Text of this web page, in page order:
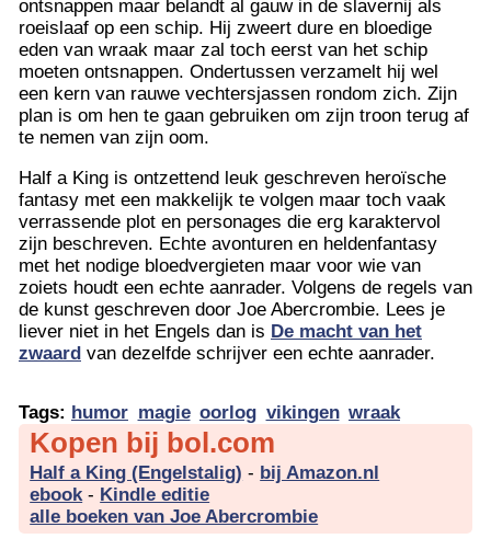
ontsnappen maar belandt al gauw in de slavernij als
roeislaaf op een schip. Hij zweert dure en bloedige
eden van wraak maar zal toch eerst van het schip
moeten ontsnappen. Ondertussen verzamelt hij wel
een kern van rauwe vechtersjassen rondom zich. Zijn
plan is om hen te gaan gebruiken om zijn troon terug af
te nemen van zijn oom.
Half a King is ontzettend leuk geschreven heroïsche
fantasy met een makkelijk te volgen maar toch vaak
verrassende plot en personages die erg karaktervol
zijn beschreven. Echte avonturen en heldenfantasy
met het nodige bloedvergieten maar voor wie van
zoiets houdt een echte aanrader. Volgens de regels van
de kunst geschreven door Joe Abercrombie. Lees je
liever niet in het Engels dan is De macht van het
zwaard van dezelfde schrijver een echte aanrader.
Tags: humor magie oorlog vikingen wraak
Kopen bij bol.com
Half a King (Engelstalig) - bij Amazon.nl
ebook- Kindle editie
alle boeken van Joe Abercrombie